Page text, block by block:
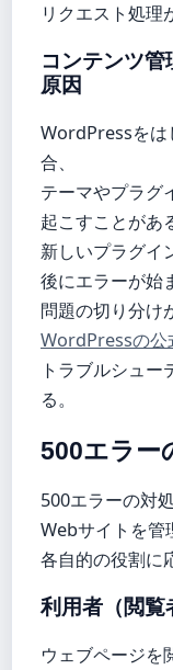
リクエスト処理
コンテンツ
原因
WordPressをは
合、
テーマやプラグ
起こすことがあ
新しいプラグイ
後にエラーが始
問題の切り分け
WordPressの公
トラブルシュ
る。
500エラー
500エラーの対
Webサイトを管
各自的の役割に
利用者（閲覧
ウェブページを